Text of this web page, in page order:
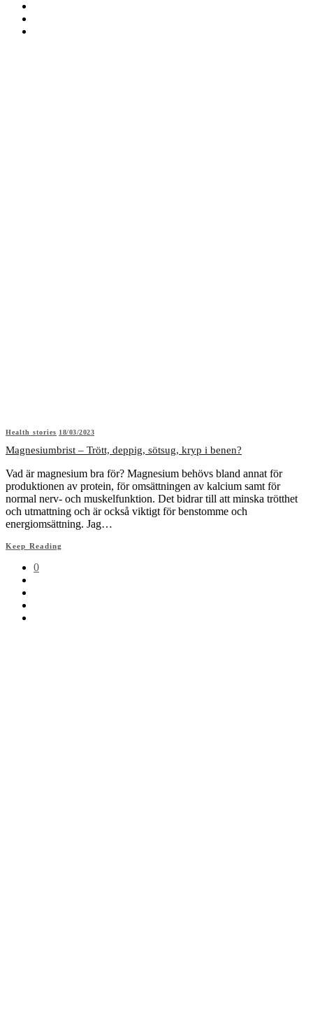
Health stories 18/03/2023
Magnesiumbrist – Trött, deppig, sötsug, kryp i benen?
Vad är magnesium bra för? Magnesium behövs bland annat för
produktionen av protein, för omsättningen av kalcium samt för
normal nerv- och muskelfunktion. Det bidrar till att minska trötthet
och utmattning och är också viktigt för benstomme och
energiomsättning. Jag…
Keep Reading
0